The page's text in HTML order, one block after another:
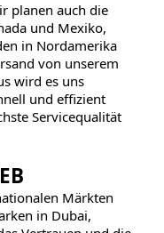
planen auch die
und Mexiko,
in Nordamerika
von unserem
wird es uns
und effizient
Servicequalität
Märkten
in Dubai,